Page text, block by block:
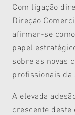
Com ligação
Direção
afirmar-se
papel
sobre as novas
profissionais da
A elevada
crescente